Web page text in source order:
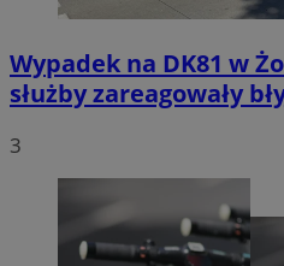
Wypadek na DK81 w
służby zareagowały
3